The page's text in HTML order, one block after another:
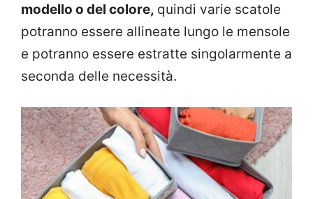
modello o del colore, quindi varie scatole
potranno essere allineate lungo le mensole
e potranno essere estratte singolarmente a
seconda delle necessità.